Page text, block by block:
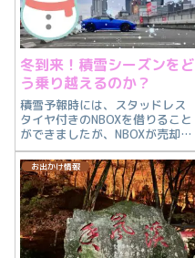
冬到来！積雪シーズンをど
う乗り越えるのか？
積雪予報時には、スタッドレス
タイヤ付きのNBOXを借りること
ができましたが、NBOXが売却さ
れて借りることができなくなり
ました。なので今現在、積雪時
の移動手段がなく、どのように
冬の積雪シーズンを乗り越えよ
うか？と考えており、いくつか
候補を考えたのでシェアしたい
と思います。
お出かけ情報